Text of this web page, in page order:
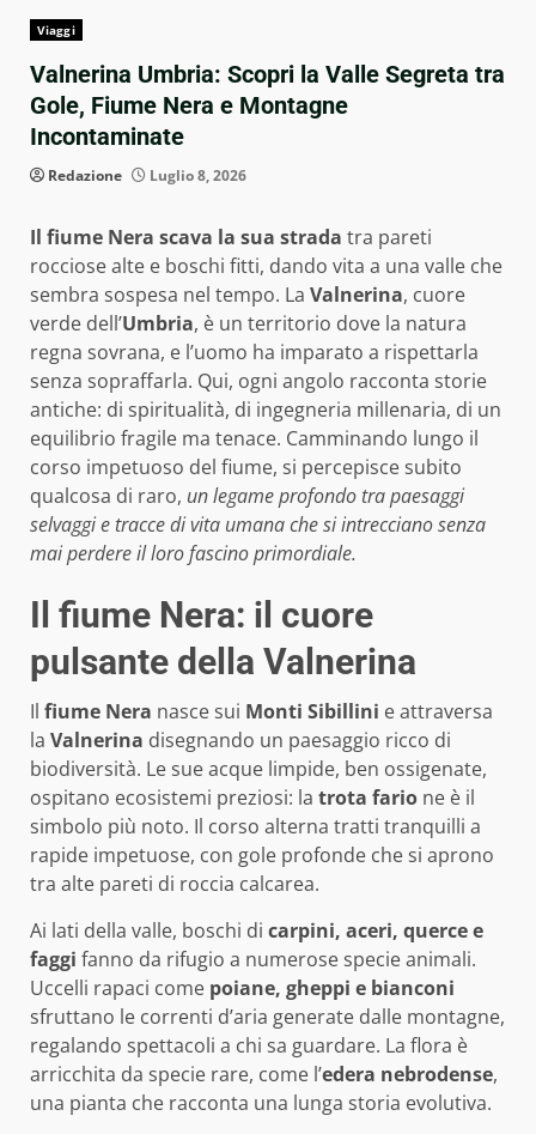
Viaggi
Valnerina Umbria: Scopri la Valle Segreta tra
Gole, Fiume Nera e Montagne
Incontaminate
Redazione Luglio 8, 2026
Il fiume Nera scava la sua strada tra pareti
rocciose alte e boschi fitti, dando vita a una valle che
sembra sospesa nel tempo. La Valnerina, cuore
verde dell’Umbria, è un territorio dove la natura
regna sovrana, e l’uomo ha imparato a rispettarla
senza sopraffarla. Qui, ogni angolo racconta storie
antiche: di spiritualità, di ingegneria millenaria, di un
equilibrio fragile ma tenace. Camminando lungo il
corso impetuoso del fiume, si percepisce subito
qualcosa di raro, un legame profondo tra paesaggi
selvaggi e tracce di vita umana che si intrecciano senza
mai perdere il loro fascino primordiale.
Il fiume Nera: il cuore
pulsante della Valnerina
Il fiume Nera nasce sui Monti Sibillini e attraversa
la Valnerina disegnando un paesaggio ricco di
biodiversità. Le sue acque limpide, ben ossigenate,
ospitano ecosistemi preziosi: la trota fario ne è il
simbolo più noto. Il corso alterna tratti tranquilli a
rapide impetuose, con gole profonde che si aprono
tra alte pareti di roccia calcarea.
Ai lati della valle, boschi di carpini, aceri, querce e
faggi fanno da rifugio a numerose specie animali.
Uccelli rapaci come poiane, gheppi e bianconi
sfruttano le correnti d’aria generate dalle montagne,
regalando spettacoli a chi sa guardare. La flora è
arricchita da specie rare, come l’edera nebrodense,
una pianta che racconta una lunga storia evolutiva.